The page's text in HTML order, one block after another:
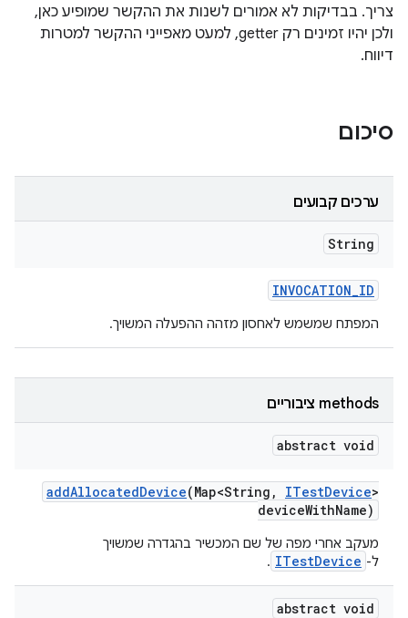
צריך. בבדיקות לא אמורים לשנות את ההקשר שמופיע כאן,
ולכן יהיו זמינים רק getter, למעט מאפייני ההקשר למטרות
דיווח.
סיכום
ערכים קבועים
String
INVOCATION_ID
המפתח שמשמש לאחסון מזהה ההפעלה המשויך.
‫methods ציבוריים
abstract void
addAllocatedDevice(Map<String , ITestDevice>
deviceWithName)
מעקב אחרי מפה של שם המכשיר בהגדרה שמשויך
ל- ITestDevice
.
abstract void